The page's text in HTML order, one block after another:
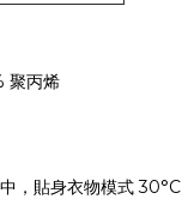
聚丙烯
，貼身衣物模式 30°C